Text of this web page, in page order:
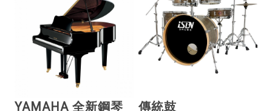
YAMAHA 全新鋼琴
傳統鼓